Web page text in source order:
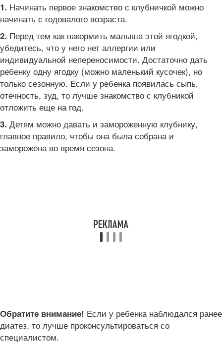
1. Начинать первое знакомство с клубничкой можно
начинать с годовалого возраста.
2. Перед тем как накормить малыша этой ягодкой,
убедитесь, что у него нет аллергии или
индивидуальной непереносимости. Достаточно дать
ребенку одну ягодку (можно маленький кусочек), но
только сезонную. Если у ребенка появилась сыпь,
отечность, зуд, то лучше знакомство с клубникой
отложить еще на год.
3. Детям можно давать и замороженную клубнику,
главное правило, чтобы она была собрана и
заморожена во время сезона.
Обратите внимание! Если у ребенка наблюдался ранее
диатез, то лучше проконсультироваться со
специалистом.